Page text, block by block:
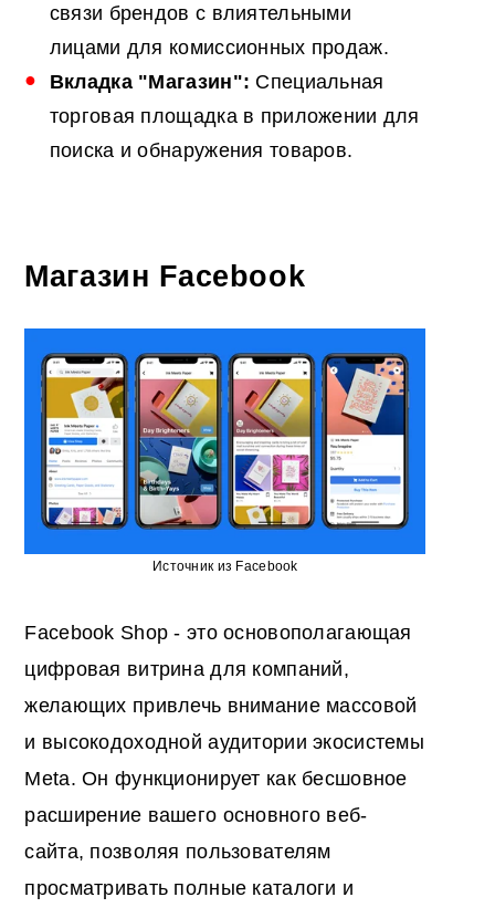
связи брендов с влиятельными
лицами для комиссионных продаж.
Вкладка "Магазин": Специальная
торговая площадка в приложении для
поиска и обнаружения товаров.
Магазин Facebook
Источник из Facebook
Facebook Shop - это основополагающая
цифровая витрина для компаний,
желающих привлечь внимание массовой
и высокодоходной аудитории экосистемы
Meta. Он функционирует как бесшовное
расширение вашего основного веб-
сайта, позволяя пользователям
просматривать полные каталоги и